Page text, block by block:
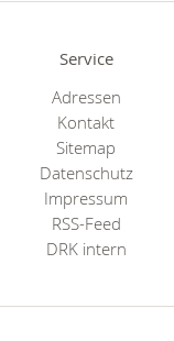
Service
Adressen
Kontakt
Sitemap
Datenschutz
Impressum
RSS-Feed
DRK intern